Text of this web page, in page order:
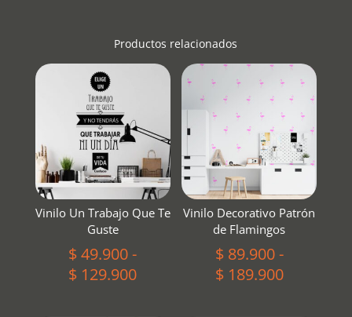
Productos relacionados
Vinilo Un Trabajo Que Te
Guste
$49.900-
$ 129.900Rango
Vinilo Decorativo Patrón
de Flamingos
$89.900-
$189.900Rango